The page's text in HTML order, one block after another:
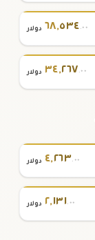
٦٨,٥٣٤.٠٠ دولار
٣٤,٢٦٧.٠٠ دولار
٤,٢٦٣.٠٠ دولار
٢,١٣١.٠٠ دولار